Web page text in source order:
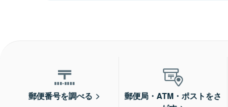
郵便番号を調べる
郵便局・ATM・ポストをさ